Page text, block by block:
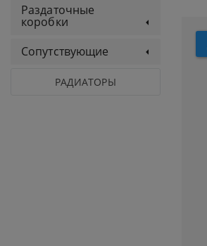
Раздаточные
коробки
Сопутствующие
РАДИАТОРЫ